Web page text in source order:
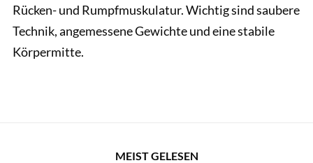
Rücken- und Rumpfmuskulatur. Wichtig sind saubere
Technik, angemessene Gewichte und eine stabile
Körpermitte.
MEIST GELESEN